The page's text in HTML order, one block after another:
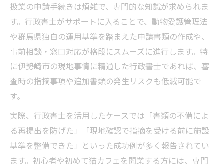
扱業の申請手続きは煩雑で、専門的な知識が求められま
す。行政書士がサポートに入ることで、動物愛護管理法
や群馬県独自の運用基準を踏まえた申請書類の作成や、
事前相談・窓口対応が格段にスムーズに進行します。特
に伊勢崎市の現地事情に精通した行政書士であれば、審
査時の指摘事項や追加書類の発生リスクも低減可能で
す。
実際、行政書士を活用したケースでは「書類の不備によ
る再提出を防げた」「現地確認で指摘を受ける前に施設
基準を整備できた」といった成功例が多く報告されてい
ます。初心者や初めて猫カフェを開業する方には、専門